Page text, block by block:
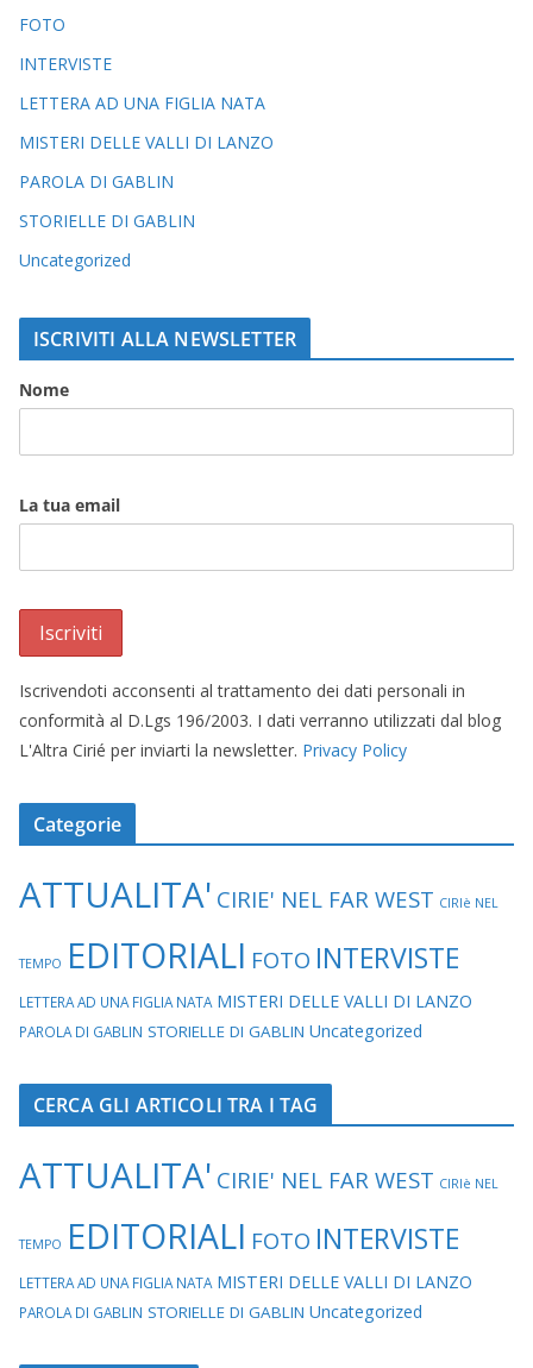
FOTO
INTERVISTE
LETTERA AD UNA FIGLIA NATA
MISTERI DELLE VALLI DI LANZO
PAROLA DI GABLIN
STORIELLE DI GABLIN
Uncategorized
ISCRIVITI ALLA NEWSLETTER
Nome
La tua email
Iscrivendoti acconsenti al trattamento dei dati personali in
conformità al D.Lgs 196/2003. I dati verranno utilizzati dal blog
L'Altra Cirié per inviarti la newsletter. Privacy Policy
Categorie
ATTUALITA' CIRIE' NEL FAR WEST CIRIè NEL
TEMPO EDITORIALI FOTO INTERVISTE
LETTERA AD UNA FIGLIA NATA MISTERI DELLE VALLI DI LANZO
PAROLA DI GABLIN STORIELLE DI GABLIN Uncategorized
CERCA GLI ARTICOLI TRA I TAG
ATTUALITA' CIRIE' NEL FAR WEST CIRIè NEL
TEMPO EDITORIALI FOTO INTERVISTE
LETTERA AD UNA FIGLIA NATA MISTERI DELLE VALLI DI LANZO
PAROLA DI GABLIN STORIELLE DI GABLIN Uncategorized